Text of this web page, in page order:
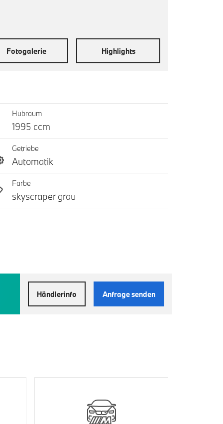
Fotogalerie Highlights
Hubraum
1995 ccm
Getriebe
Automatik
Farbe
skyscraper grau
Händlerinfo Anfrage senden